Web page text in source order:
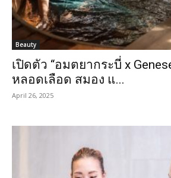
Beauty
เปิดตัว “อมตยากระบี่ x
หลอดเลือด สมอง แ...
April 26, 2025